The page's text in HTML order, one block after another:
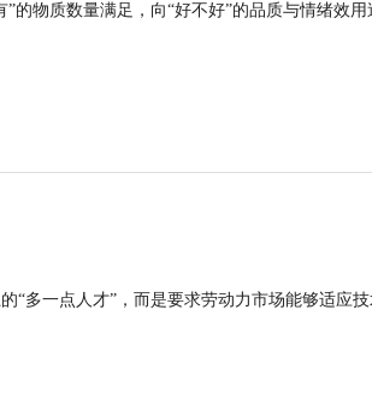
的物质数量满足，向“好不好”的品质与情绪效用
“多一点人才”，而是要求劳动力市场能够适应